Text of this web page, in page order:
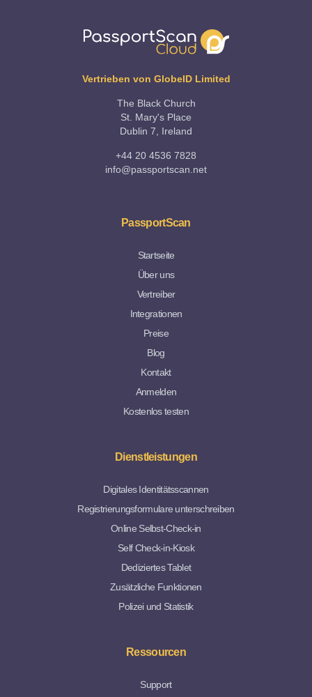
Vertrieben von GlobeID Limited
The Black Church
St. Mary's Place
Dublin 7, Ireland
+44 20 4536 7828
info@passportscan.net
PassportScan
Startseite
Über uns
Vertreiber
Integrationen
Preise
Blog
Kontakt
Anmelden
Kostenlos testen
Dienstleistungen
Digitales Identitätsscannen
Registrierungsformulare unterschreiben
Online Selbst-Check-in
Self Check-in-Kiosk
Dediziertes Tablet
Zusätzliche Funktionen
Polizei und Statistik
Ressourcen
Support